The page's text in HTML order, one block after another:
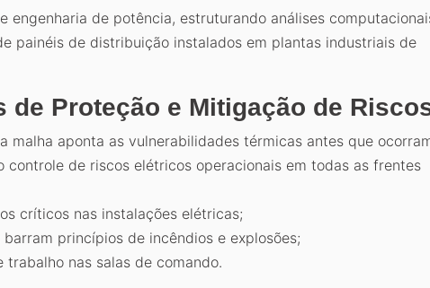
engenharia de potência, estruturando análises
painéis de distribuição instalados em plantas industriais de
Proteção e Mitigação de
malha aponta as vulnerabilidades térmicas antes que
de riscos elétricos operacionais em todas as frentes
críticos nas instalações elétricas;
princípios de incêndios e explosões;
nas salas de comando.